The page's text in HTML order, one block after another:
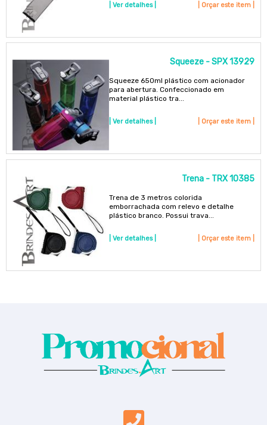
| Ver detalhes | | Orçar este item |
Squeeze - SPX 13929
Squeeze 650ml plástico com acionador
para abertura. Confeccionado em
material plástico tra...
| Ver detalhes | | Orçar este item |
Trena - TRX 10385
Trena de 3 metros colorida
emborrachada com relevo e detalhe
plástico branco. Possui trava...
| Ver detalhes | | Orçar este item |